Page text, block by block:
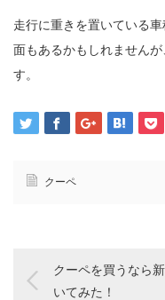
走行に重きを置いている
面もあるかもしれません
す。
クーペ
クーペを買うなら
いてみた！